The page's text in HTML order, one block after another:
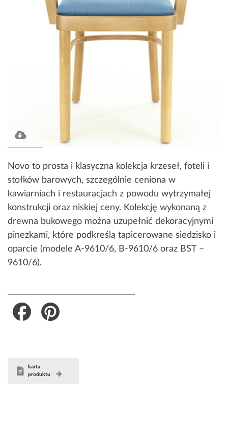
Novo to prosta i klasyczna kolekcja krzeseł, foteli i
stołków barowych, szczególnie ceniona w
kawiarniach i restauracjach z powodu wytrzymałej
konstrukcji oraz niskiej ceny. Kolekcję wykonaną z
drewna bukowego można uzupełnić dekoracyjnymi
pinezkami, które podkreślą tapicerowane siedzisko i
oparcie (modele A-9610/6, B-9610/6 oraz BST –
9610/6).
Facebook
karta
produktu